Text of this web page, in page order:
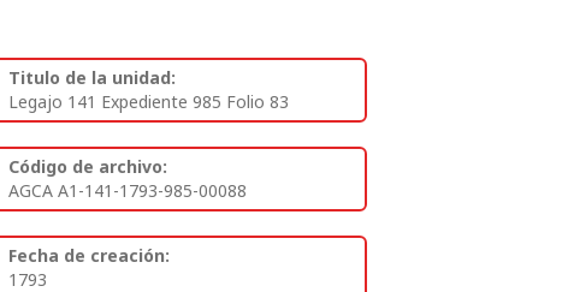
Titulo de la unidad:
Legajo 141 Expediente 985 Folio 83
Código de archivo:
AGCA A1-141-1793-985-00088
Fecha de creación:
1793